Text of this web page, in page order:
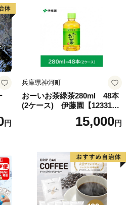
円
兵庫県神河町
おーいお茶緑茶280ml 48本
(2ケース) 伊藤園【123317
15,000円